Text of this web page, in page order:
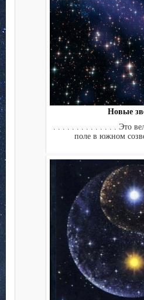
Новые
. . . . . . . . . . . . . . Это
поле в южном